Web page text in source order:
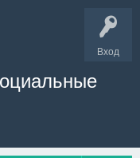
Вход